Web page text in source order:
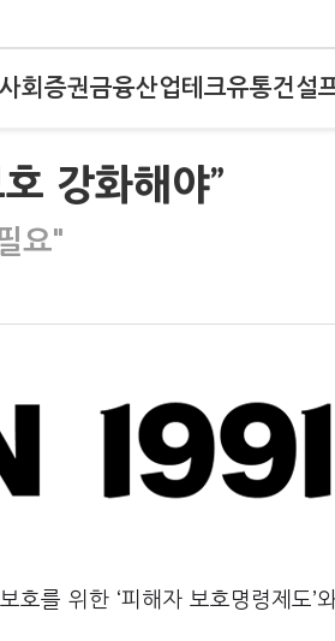
사회 증권금융산업테크유통건설
강화해야”
요"
를 위한 ‘피해자 보호명령제도’